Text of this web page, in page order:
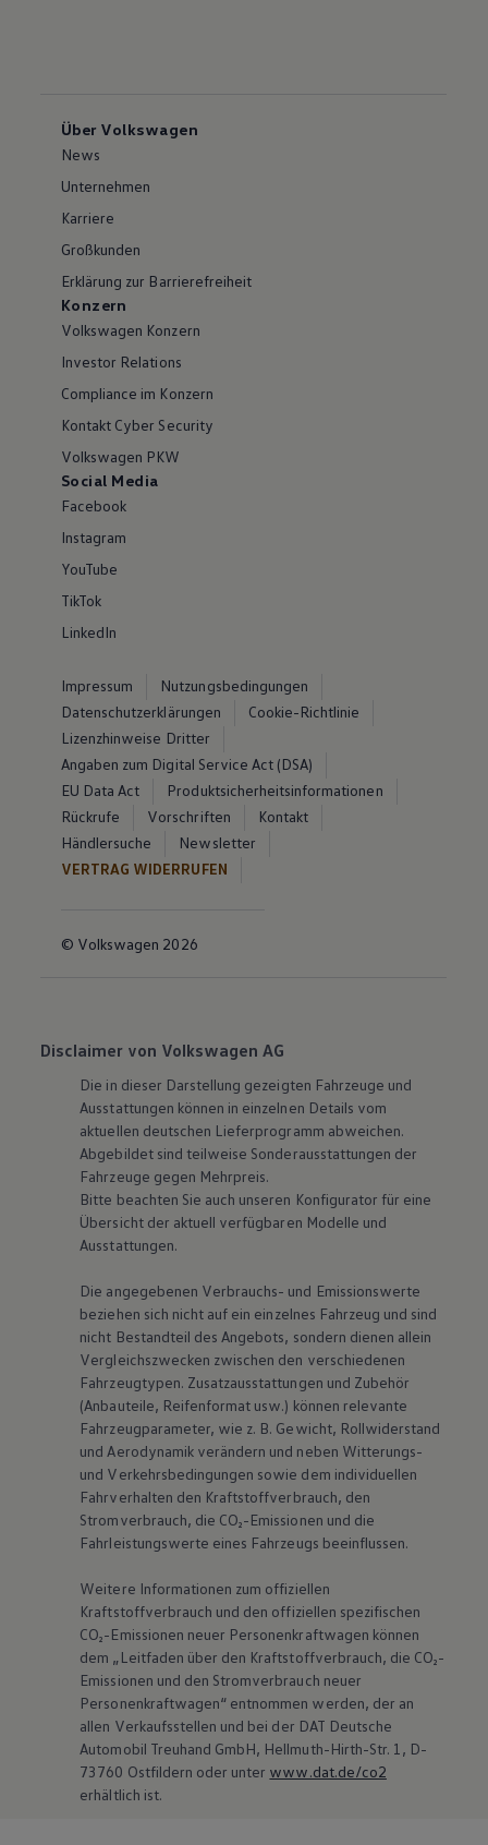
Über Volkswagen
News
Unternehmen
Karriere
Großkunden
Erklärung zur Barrierefreiheit
Konzern
Volkswagen Konzern
Investor Relations
Compliance im Konzern
Kontakt Cyber Security
Volkswagen PKW
Social Media
Facebook
Instagram
YouTube
TikTok
LinkedIn
Impressum
Nutzungsbedingungen
Datenschutzerklärungen
Cookie-Richtlinie
Lizenzhinweise Dritter
Angaben zum Digital Service Act (DSA)
EU Data Act
Produktsicherheitsinformationen
Rückrufe
Vorschriften
Kontakt
Händlersuche
Newsletter
VERTRAG WIDERRUFEN
© Volkswagen 2026
Disclaimer von Volkswagen AG
Die in dieser Darstellung gezeigten Fahrzeuge und
Ausstattungen können in einzelnen Details vom
aktuellen deutschen Lieferprogramm abweichen.
Abgebildet sind teilweise Sonderausstattungen der
Fahrzeuge gegen Mehrpreis.
Bitte beachten Sie auch unseren Konfigurator für eine
Übersicht der aktuell verfügbaren Modelle und
Ausstattungen.
Die angegebenen Verbrauchs- und Emissionswerte
beziehen sich nicht auf ein einzelnes Fahrzeug und sind
nicht Bestandteil des Angebots, sondern dienen allein
Vergleichszwecken zwischen den verschiedenen
Fahrzeugtypen. Zusatzausstattungen und Zubehör
(Anbauteile, Reifenformat usw.) können relevante
Fahrzeugparameter, wie z. B. Gewicht, Rollwiderstand
und Aerodynamik verändern und neben Witterungs-
und Verkehrsbedingungen sowie dem individuellen
Fahrverhalten den Kraftstoffverbrauch, den
Stromverbrauch, die CO₂-Emissionen und die
Fahrleistungswerte eines Fahrzeugs beeinflussen.
Weitere Informationen zum offiziellen
Kraftstoffverbrauch und den offiziellen spezifischen
CO₂-Emissionen neuer Personenkraftwagen können
dem „Leitfaden über den Kraftstoffverbrauch, die CO₂-
Emissionen und den Stromverbrauch neuer
Personenkraftwagen“ entnommen werden, der an
allen Verkaufsstellen und bei der DAT Deutsche
Automobil Treuhand GmbH, Hellmuth-Hirth-Str. 1, D-
73760 Ostfildern oder unter www.dat.de/co2
erhältlich ist.